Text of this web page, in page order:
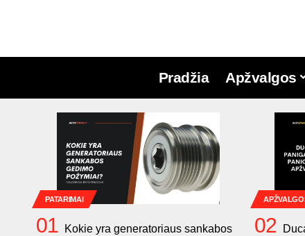
Pradžia Apžvalgos
PATARIMAI
Kokie yra generatoriaus sankabos